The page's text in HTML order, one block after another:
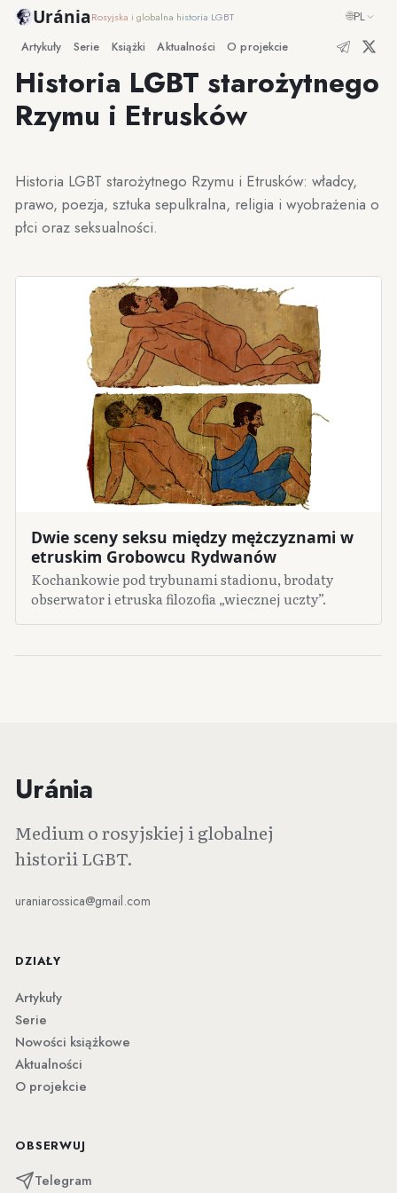
UrániaRosyjska i globalna historia LGBT 🌐PL
Artykuły Serie Książki Aktualności O projekcie
Historia LGBT starożytnego
Rzymu i Etrusków
Historia LGBT starożytnego Rzymu i Etrusków: władcy,
prawo, poezja, sztuka sepulkralna, religia i wyobrażenia o
płci oraz seksualności.
Dwie sceny seksu między mężczyznami w
etruskim Grobowcu Rydwanów
Kochankowie pod trybunami stadionu, brodaty
obserwator i etruska filozofia „wiecznej uczty”.
Uránia
Medium o rosyjskiej i globalnej
historii LGBT.
uraniarossica@gmail.com
DZIAŁY
Artykuły
Serie
Nowości książkowe
Aktualności
O projekcie
OBSERWUJ
Telegram